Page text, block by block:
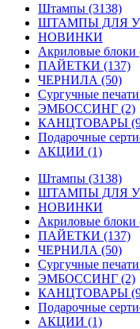
Штампы (3138)
ШТАМПЫ ДЛЯ
НОВИНКИ
Акриловые блоки
ПАЙЕТКИ (137)
ЧЕРНИЛА (50)
Сургучные печати
ЭМБОССИНГ (2)
КАНЦТОВАРЫ
Подарочные
АКЦИИ (1)
Штампы (3138)
ШТАМПЫ ДЛЯ
НОВИНКИ
Акриловые блоки
ПАЙЕТКИ (137)
ЧЕРНИЛА (50)
Сургучные печати
ЭМБОССИНГ (2)
КАНЦТОВАРЫ
Подарочные
АКЦИИ (1)